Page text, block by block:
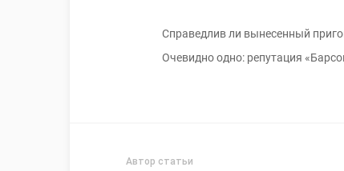
Справедлив ли вынесенный
Очевидно одно: репутация
Автор статьи